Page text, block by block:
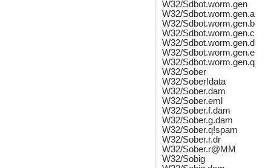
W32/Sdbot.worm.gen
W32/Sdbot.worm.gen.a
W32/Sdbot.worm.gen.b
W32/Sdbot.worm.gen.c
W32/Sdbot.worm.gen.d
W32/Sdbot.worm.gen.e
W32/Sdbot.worm.gen.q
W32/Sober
W32/Sober!data
W32/Sober.dam
W32/Sober.eml
W32/Sober.f.dam
W32/Sober.g.dam
W32/Sober.q!spam
W32/Sober.r.dr
W32/Sober.r@MM
W32/Sobig